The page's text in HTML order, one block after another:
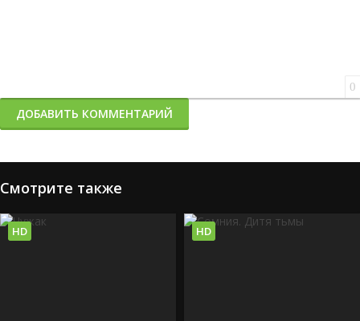
0
ДОБАВИТЬ КОММЕНТАРИЙ
Смотрите также
HD HD